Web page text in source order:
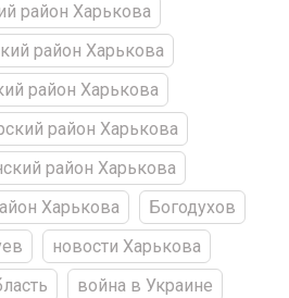
район Харькова
район Харькова
район Харькова
район Харькова
район Харькова
Харькова
Богодухов
новости Харькова
война в Украине